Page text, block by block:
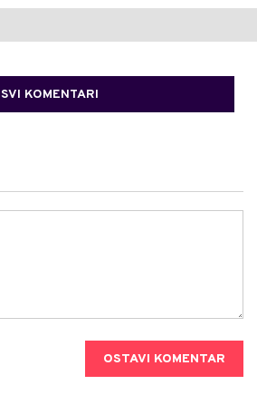
SVI KOMENTARI
OSTAVI KOMENTAR